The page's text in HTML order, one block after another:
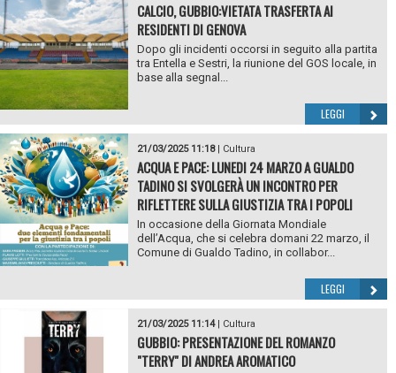
CALCIO, GUBBIO:VIETATA TRASFERTA AI
RESIDENTI DI GENOVA
Dopo gli incidenti occorsi in seguito alla partita
tra Entella e Sestri, la riunione del GOS locale, in
base alla segnal...
LEGGI
21/03/2025 11:18| Cultura
ACQUA E PACE: LUNEDI 24 MARZO A GUALDO
TADINO SI SVOLGERÀ UN INCONTRO PER
RIFLETTERE SULLA GIUSTIZIA TRA I POPOLI
In occasione della Giornata Mondiale
dell’Acqua, che si celebra domani 22 marzo, il
Comune di Gualdo Tadino, in collabor...
LEGGI
21/03/2025 11:14| Cultura
GUBBIO: PRESENTAZIONE DEL ROMANZO
"TERRY" DI ANDREA AROMATICO